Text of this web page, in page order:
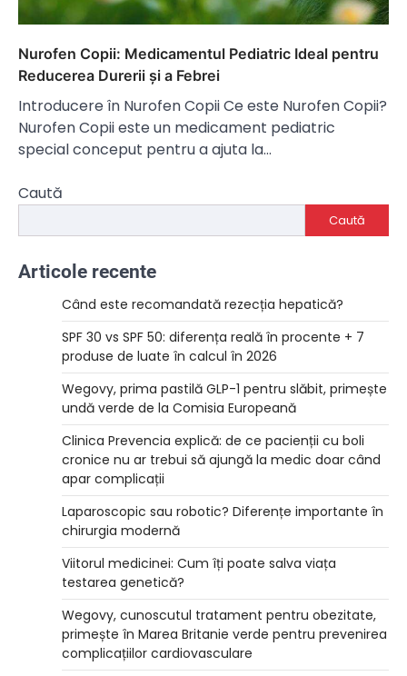
Nurofen Copii: Medicamentul Pediatric Ideal pentru
Reducerea Durerii și a Febrei
Introducere în Nurofen Copii Ce este Nurofen Copii?
Nurofen Copii este un medicament pediatric
special conceput pentru a ajuta la…
Caută
Caută
Articole recente
Când este recomandată rezecția hepatică?
SPF 30 vs SPF 50: diferența reală în procente + 7
produse de luate în calcul în 2026
Wegovy, prima pastilă GLP-1 pentru slăbit, primește
undă verde de la Comisia Europeană
Clinica Prevencia explică: de ce pacienții cu boli
cronice nu ar trebui să ajungă la medic doar când
apar complicații
Laparoscopic sau robotic? Diferențe importante în
chirurgia modernă
Viitorul medicinei: Cum îți poate salva viața
testarea genetică?
Wegovy, cunoscutul tratament pentru obezitate,
primește în Marea Britanie verde pentru prevenirea
complicațiilor cardiovasculare